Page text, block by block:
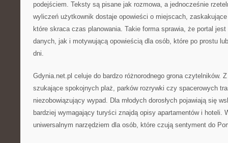
podejściem. Teksty są pisane jak rozmowa, a jednocześnie
wyliczeń użytkownik dostaje opowieści o miejscach,
które skraca czas planowania. Takie forma sprawia, że portal
danych, jak i motywującą opowieścią dla osób, które po prostu
dni.
Gdynia.net.pl celuje do bardzo różnorodnego grona czytelników.
szukające spokojnych plaż, parków rozrywki czy spacerowych
niezobowiązujący wypad. Dla młodych dorosłych pojawiają się
bardziej wymagający turyści znajdą opisy apartamentów i hoteli.
uniwersalnym narzędziem dla osób, które czują sentyment do